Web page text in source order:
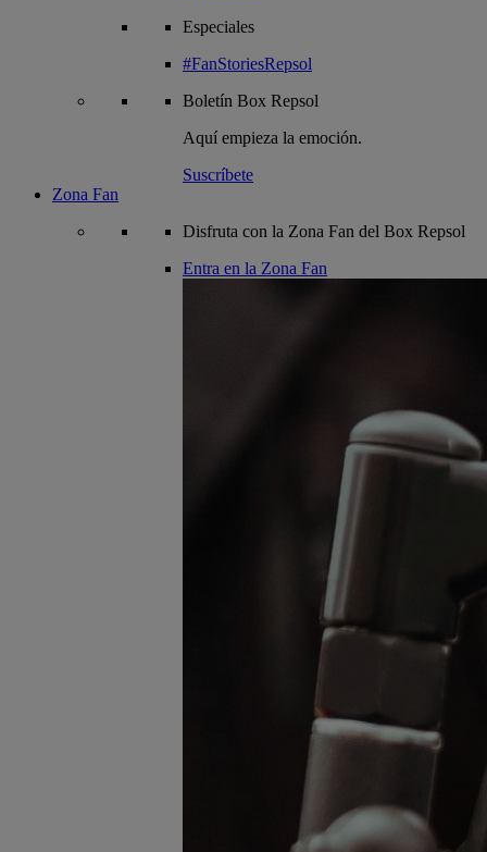
Especiales
#FanStoriesRepsol
Boletín Box Repsol
Aquí empieza la emoción.
Suscríbete
Zona Fan
Disfruta con la Zona Fan del Box Repsol
Entra en la Zona Fan